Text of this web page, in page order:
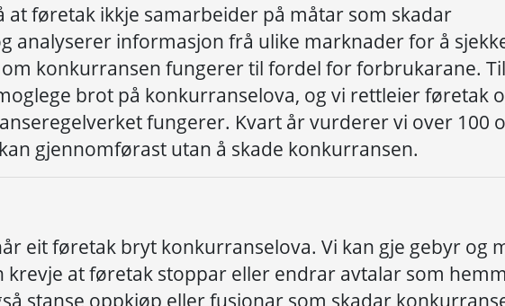
at føretak ikkje samarbeider på måtar som skadar
analyserer informasjon frå ulike marknader for å
konkurransen fungerer til fordel for forbrukarane.
brot på konkurranselova, og vi rettleier føretak
fungerer. Kvart år vurderer vi over 100
gjennomførast utan å skade konkurransen.
eit føretak bryt konkurranselova. Vi kan gje gebyr og
at føretak stoppar eller endrar avtalar som
stanse oppkjøp eller fusjonar som skadar